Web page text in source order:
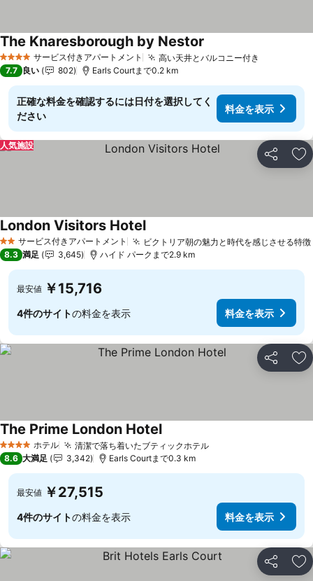
4 ホテルのランクサービス付きアパートメント 高い天井とバルコニー付き
The Knaresborough by Nestor
7.7 良い 802 Earls Courtまで0.2 km
正確な料金を確認するには日付を選択してく
ださい
料金を表示
シェア お
人気施設
2 ホテルのランク
サービス付きアパートメント ビクトリア朝の魅力と時代を感じさせる特徴
London Visitors Hotel
8.3 満足 3,645 ハイド パークまで2.9 km
最安値 ￥15,716
4件のサイトの料金を表示 料金を表示
シェア お
4 ホテルのランク
ホテル 清潔で落ち着いたブティックホテル
The Prime London Hotel
8.6 大満足 3,342 Earls Courtまで0.3 km
最安値 ￥27,515
4件のサイトの料金を表示 料金を表示
シェア お